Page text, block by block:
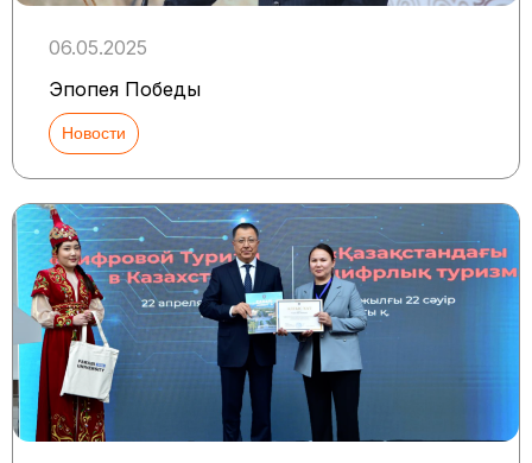
06.05.2025
Эпопея Победы
Новости